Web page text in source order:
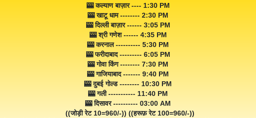
🎰 कल्याण बाज़ार ---- 1:30 PM
🎰 खाटू धाम -------- 2:30 PM
🎰 दिल्ली बाज़ार ------ 3:05 PM
🎰 श्री गणेश ------ 4:35 PM
🎰 करनाल ---------- 5:30 PM
🎰 फरीदाबाद --------- 6:05 PM
🎰 गोवा किंग -------- 7:30 PM
🎰 गाजियाबाद ------- 9:40 PM
🎰 दुबई गोल्ड -------- 10:30 PM
🎰 गली ----------- 11:40 PM
🎰 दिसावर ---------- 03:00 AM
((जोड़ी रेट 10=960/-)) ((हरूफ़ रेट 100=960/-))